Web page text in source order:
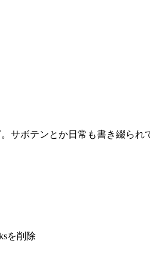
サボテンとか日常も書き綴られ
を削除